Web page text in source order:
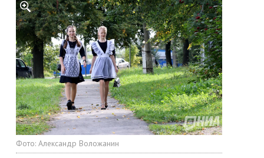
Фото: Александр Воложанин